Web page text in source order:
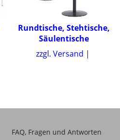
Rundtische, Stehtische,
Säulentische
zzgl. Versand
FAQ, Fragen und Antworten